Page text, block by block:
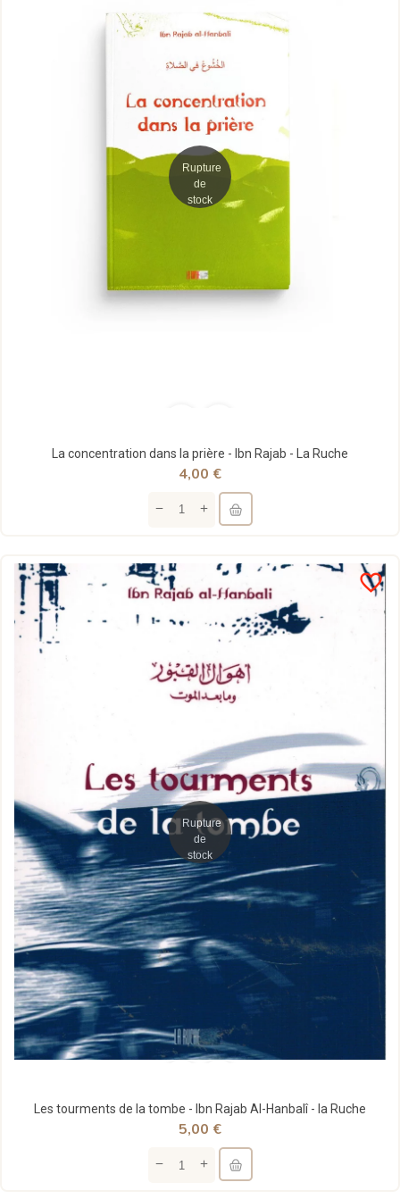
Rupture
de
stock
La concentration dans la prière - Ibn Rajab - La Ruche
4,00 €
favorite_border
Rupture
de
stock
Les tourments de la tombe - Ibn Rajab Al-Hanbalî - la Ruche
5,00 €